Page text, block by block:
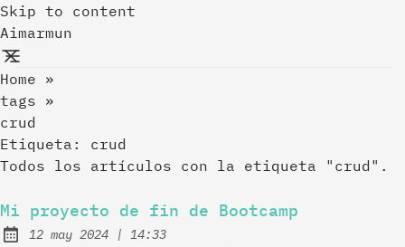
Skip to content
Aimarmun
Home »
tags »
crud
Etiqueta: crud
Todos los artículos con la etiqueta "crud".
Mi proyecto de fin de Bootcamp
12 may 2024 | at
14:33